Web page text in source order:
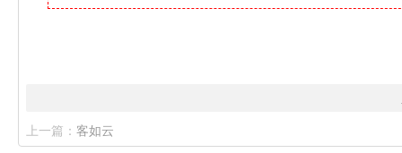
上一篇： 客如云